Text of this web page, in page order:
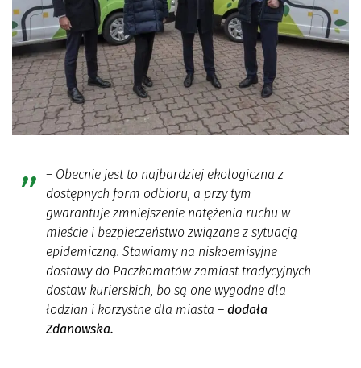
– Obecnie jest to najbardziej ekologiczna z
dostępnych form odbioru, a przy tym
gwarantuje zmniejszenie natężenia ruchu w
mieście i bezpieczeństwo związane z sytuacją
epidemiczną. Stawiamy na niskoemisyjne
dostawy do Paczkomatów zamiast tradycyjnych
dostaw kurierskich, bo są one wygodne dla
łodzian i korzystne dla miasta – dodała
Zdanowska.